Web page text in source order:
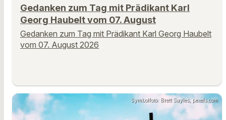
Gedanken zum Tag mit Prädikant Karl
Georg Haubelt vom 07. August
Gedanken zum Tag mit Prädikant Karl Georg Haubelt
vom 07. August 2026
Symbolfoto: Brett Sayles, pexels.com